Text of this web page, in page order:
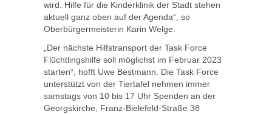
wird. Hilfe für die Kinderklinik der Stadt stehen
aktuell ganz oben auf der Agenda“, so
Oberbürgermeisterin Karin Welge.
„Der nächste Hilfstransport der Task Force
Flüchtlingshilfe soll möglichst im Februar 2023
starten“, hofft Uwe Bestmann. Die Task Force
unterstützt von der Tiertafel nehmen immer
samstags von 10 bis 17 Uhr Spenden an der
Georgskirche, Franz-Bielefeld-Straße 38